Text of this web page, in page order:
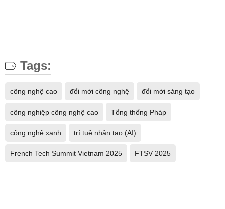
Tags:
công nghệ cao đổi mới công nghệ đổi mới sáng tạo
công nghiệp công nghệ cao Tổng thống Pháp
công nghệ xanh trí tuệ nhân tạo (AI)
French Tech Summit Vietnam 2025 FTSV 2025